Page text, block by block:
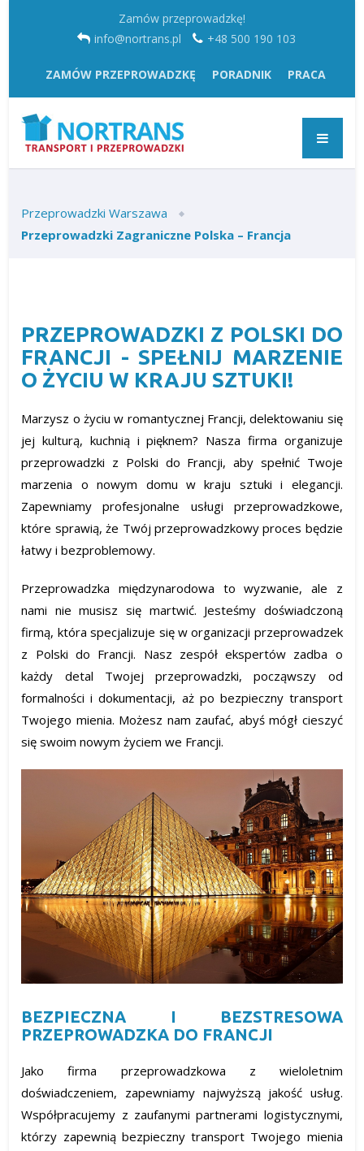
Zamów przeprowadzkę!
info@nortrans.pl
+48 500 190 103
ZAMÓW PRZEPROWADZKĘ PORADNIK PRACA
Przeprowadzki Warszawa
Przeprowadzki Zagraniczne Polska – Francja
PRZEPROWADZKI Z POLSKI DO
FRANCJI - SPEŁNIJ MARZENIE
O ŻYCIU W KRAJU SZTUKI!
Marzysz o życiu w romantycznej Francji, delektowaniu się
jej kulturą, kuchnią i pięknem? Nasza firma organizuje
przeprowadzki z Polski do Francji, aby spełnić Twoje
marzenia o nowym domu w kraju sztuki i elegancji.
Zapewniamy profesjonalne usługi przeprowadzkowe,
które sprawią, że Twój przeprowadzkowy proces będzie
łatwy i bezproblemowy.
Przeprowadzka międzynarodowa to wyzwanie, ale z
nami nie musisz się martwić. Jesteśmy doświadczoną
firmą, która specjalizuje się w organizacji przeprowadzek
z Polski do Francji. Nasz zespół ekspertów zadba o
każdy detal Twojej przeprowadzki, począwszy od
formalności i dokumentacji, aż po bezpieczny transport
Twojego mienia. Możesz nam zaufać, abyś mógł cieszyć
się swoim nowym życiem we Francji.
BEZPIECZNA I BEZSTRESOWA
PRZEPROWADZKA DO FRANCJI
Jako firma przeprowadzkowa z wieloletnim
doświadczeniem, zapewniamy najwyższą jakość usług.
Współpracujemy z zaufanymi partnerami logistycznymi,
którzy zapewnią bezpieczny transport Twojego mienia